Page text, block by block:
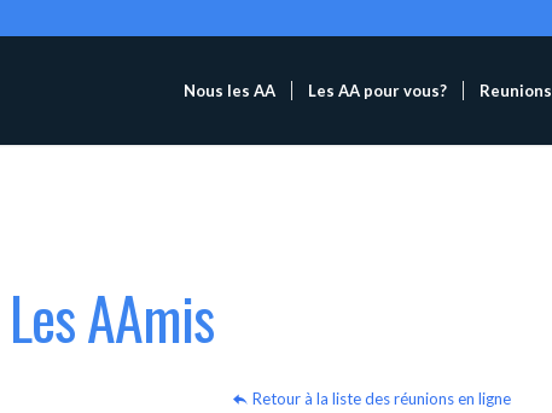
Nous les AA Les AA pour vous? Reunions
AAmis
Retour à la liste des réunions en ligne